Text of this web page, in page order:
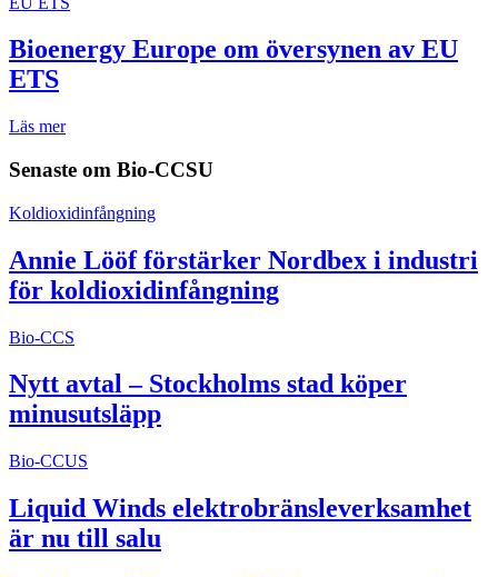
Bioenergy Europe om översynen av EU
ETS
Läs mer
Senaste om Bio-CCSU
Koldioxidinfångning
Annie Lööf förstärker Nordbex i industri
för koldioxidinfångning
Bio-CCS
Nytt avtal – Stockholms stad köper
minusutsläpp
Bio-CCUS
Liquid Winds elektrobränsleverksamhet
är nu till salu